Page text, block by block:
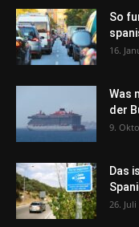
So
16.
Was
der
9.
Das
26. Juli